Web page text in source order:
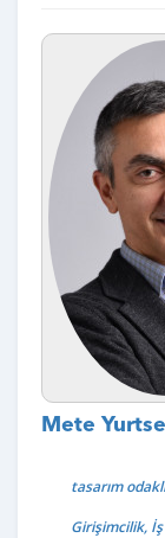
Mete
tasarım
Girişimcilik,